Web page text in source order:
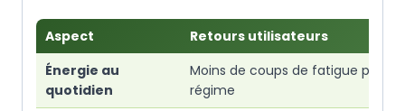
Aspect
Retours utilisateurs
Énergie au
quotidien
Moins de coups de fatigue
régime